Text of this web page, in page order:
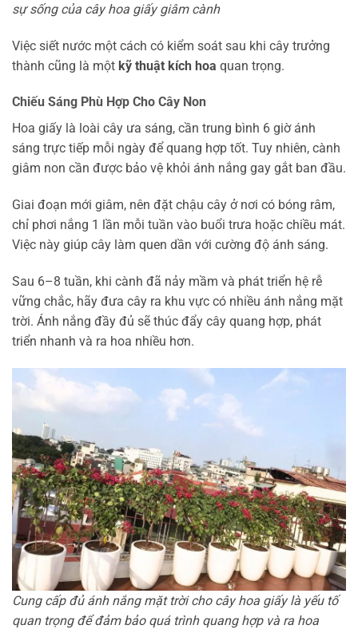
sự sống của cây hoa giấy giâm cành
Việc siết nước một cách có kiểm soát sau khi cây trưởng
thành cũng là một kỹ thuật kích hoa quan trọng.
Chiếu Sáng Phù Hợp Cho Cây Non
Hoa giấy là loài cây ưa sáng, cần trung bình 6 giờ ánh
sáng trực tiếp mỗi ngày để quang hợp tốt. Tuy nhiên, cành
giâm non cần được bảo vệ khỏi ánh nắng gay gắt ban đầu.
Giai đoạn mới giâm, nên đặt chậu cây ở nơi có bóng râm,
chỉ phơi nắng 1 lần mỗi tuần vào buổi trưa hoặc chiều mát.
Việc này giúp cây làm quen dần với cường độ ánh sáng.
Sau 6–8 tuần, khi cành đã nảy mầm và phát triển hệ rễ
vững chắc, hãy đưa cây ra khu vực có nhiều ánh nắng mặt
trời. Ánh nắng đầy đủ sẽ thúc đẩy cây quang hợp, phát
triển nhanh và ra hoa nhiều hơn.
Cung cấp đủ ánh nắng mặt trời cho cây hoa giấy là yếu tố
quan trọng để đảm bảo quá trình quang hợp và ra hoa